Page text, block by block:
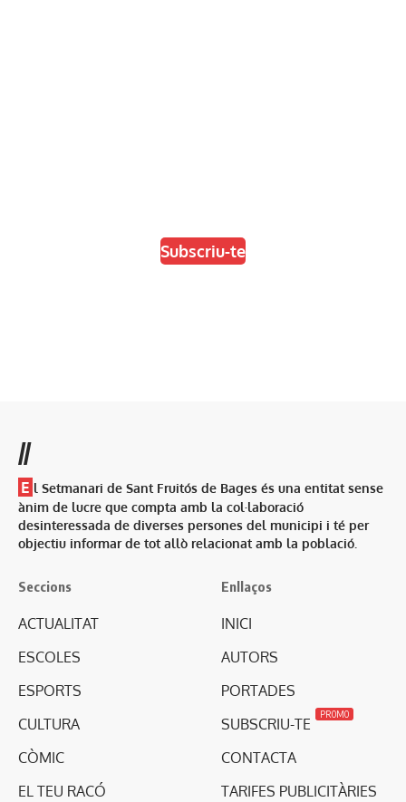
Subscriu-te
//
E l Setmanari de Sant Fruitós de Bages és una entitat sense
ànim de lucre que compta amb la col·laboració
desinteressada de diverses persones del municipi i té per
objectiu informar de tot allò relacionat amb la població.
Seccions
ACTUALITAT
ESCOLES
ESPORTS
CULTURA
CÒMIC
EL TEU RACÓ
Enllaços
INICI
AUTORS
PORTADES
SUBSCRIU-TE
PROMO
CONTACTA
TARIFES PUBLICITÀRIES